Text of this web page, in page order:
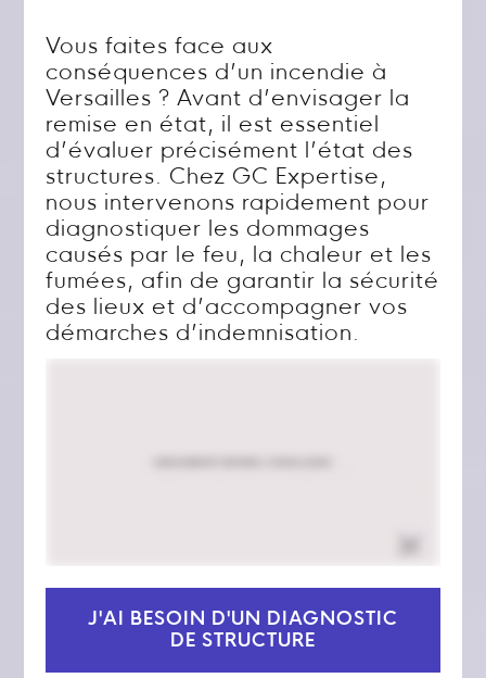
Vous faites face aux
conséquences d’un incendie à
Versailles ? Avant d’envisager la
remise en état, il est essentiel
d’évaluer précisément l’état des
structures. Chez GC Expertise,
nous intervenons rapidement pour
diagnostiquer les dommages
causés par le feu, la chaleur et les
fumées, afin de garantir la sécurité
des lieux et d’accompagner vos
démarches d’indemnisation.
J'AI BESOIN D'UN DIAGNOSTIC
DE STRUCTURE